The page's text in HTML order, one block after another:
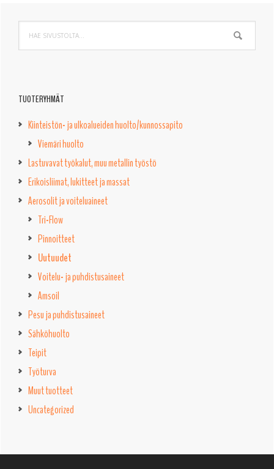
Ensisijainen
sivupalkki
sivustolta...
TUOTERYHMÄT
Kiinteistön- ja ulkoalueiden huolto/kunnossapito
Viemäri huolto
Lastuvavat työkalut, muu metallin työstö
Erikoisliimat, lukitteet ja massat
Aerosolit ja voiteluaineet
Tri-Flow
Pinnoitteet
Uutuudet
Voitelu- ja puhdistusaineet
Amsoil
Pesu ja puhdistusaineet
Sähköhuolto
Teipit
Työturva
Muut tuotteet
Uncategorized